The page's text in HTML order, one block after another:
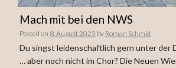
Mach mit bei den NWS
Posted on 8. August 2023 by Roman Schmid
Du singst leidenschaftlich gern unter der
… aber noch nicht im Chor? Die Neuen